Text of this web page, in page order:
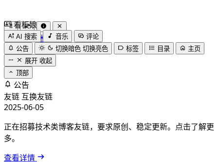
by 木果阿木果
看板娘
AI 搜索 音乐
评论
公告
切换暗色 切换亮色 标签 目录
主页
展开 收起
顶部
公告
友链 互换友链
2025-06-05
正在招募技术类博客友链，要求原创、稳定更新。点击了解更
多。
查看详情